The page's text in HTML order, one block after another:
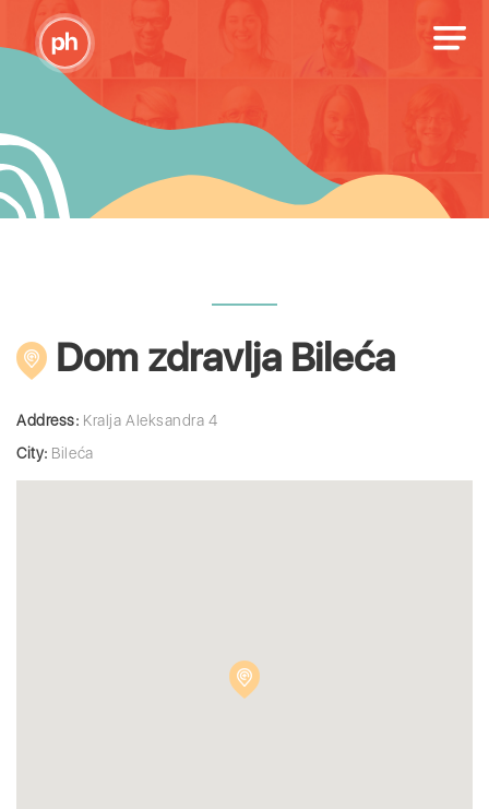
Dom zdravlja Bileća
Address: Kralja Aleksandra 4
City: Bileća